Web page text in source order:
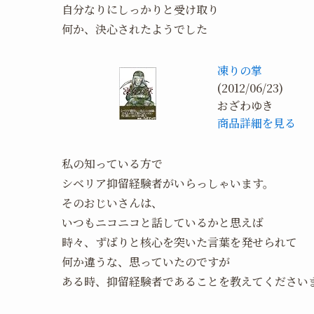
自分なりにしっかりと受け取り
何か、決心されたようでした
凍りの掌
(2012/06/23)
おざわゆき
商品詳細を見る
私の知っている方で
シベリア抑留経験者がいらっしゃいます。
そのおじいさんは、
いつもニコニコと話しているかと思えば
時々、ずばりと核心を突いた言葉を発せられて
何か違うな、思っていたのですが
ある時、抑留経験者であることを教えてください